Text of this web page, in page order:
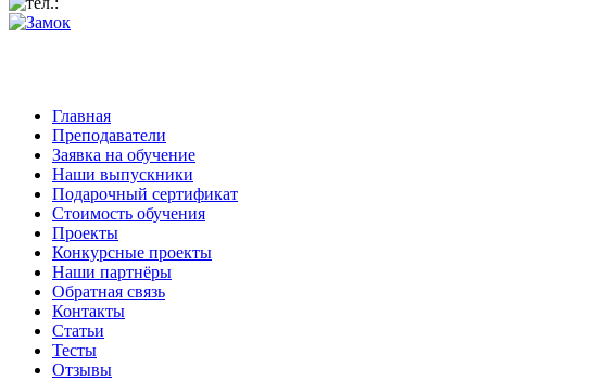
Главная
Преподаватели
Заявка на обучение
Наши выпускники
Подарочный сертификат
Стоимость обучения
Проекты
Конкурсные проекты
Наши партнёры
Обратная связь
Контакты
Статьи
Тесты
Отзывы